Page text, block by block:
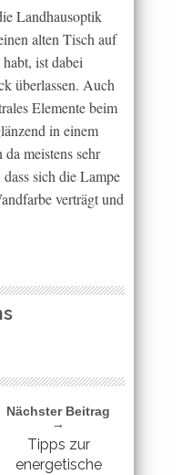
Landhausoptik
alten Tisch auf
ist dabei
überlassen. Auch
Elemente beim
in einem
meistens sehr
sich die Lampe
verträgt und
Nächster Beitrag
→
Tipps zur
energetische